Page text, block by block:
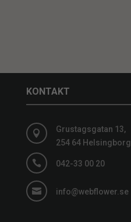
KONTAKT

Grustagsgatan 13,
254 64 Helsingborg
 042-33 00 20
 info@webflower.se